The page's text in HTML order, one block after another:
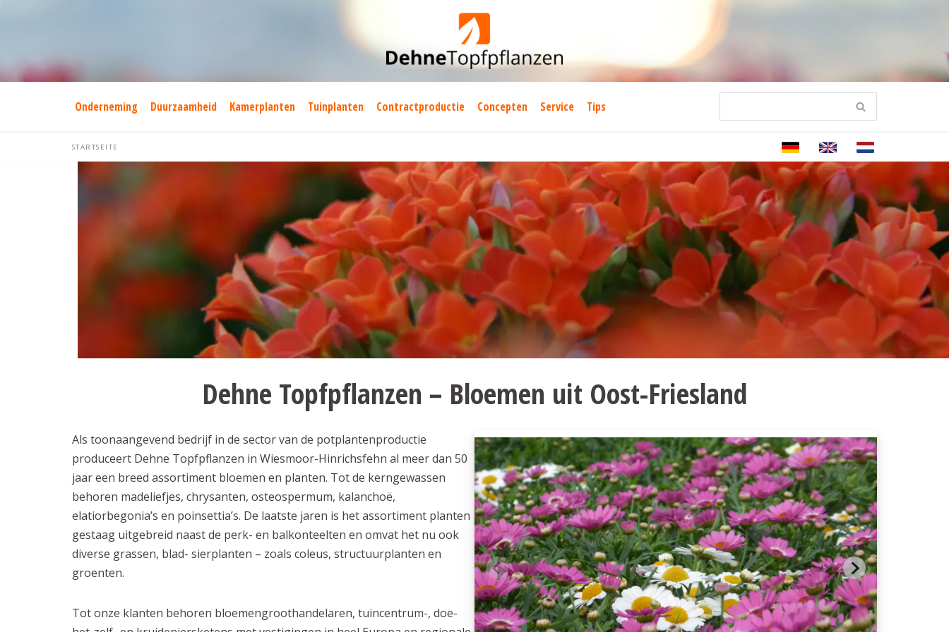
de
Onderneming Duurzaamheid Kamerplanten Tuinplanten Contractproductie Concepten Service Tips
STARTSEITE
Dehne Topfpflanzen – Bloemen uit Oost-Friesland
Als toonaangevend bedrijf in de sector van de potplantenproductie
produceert Dehne Topfpflanzen in Wiesmoor-Hinrichsfehn al meer dan 50
jaar een breed assortiment bloemen en planten. Tot de kerngewassen
behoren madeliefjes, chrysanten, osteospermum, kalanchoë,
elatiorbegonia’s en poinsettia’s. De laatste jaren is het assortiment planten
gestaag uitgebreid naast de perk- en balkonteelten en omvat het nu ook
diverse grassen, blad- sierplanten – zoals coleus, structuurplanten en
groenten.
Tot onze klanten behoren bloemengroothandelaren, tuincentrum-, doe-